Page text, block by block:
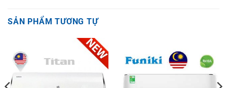
SẢN PHẨM TƯƠNG TỰ